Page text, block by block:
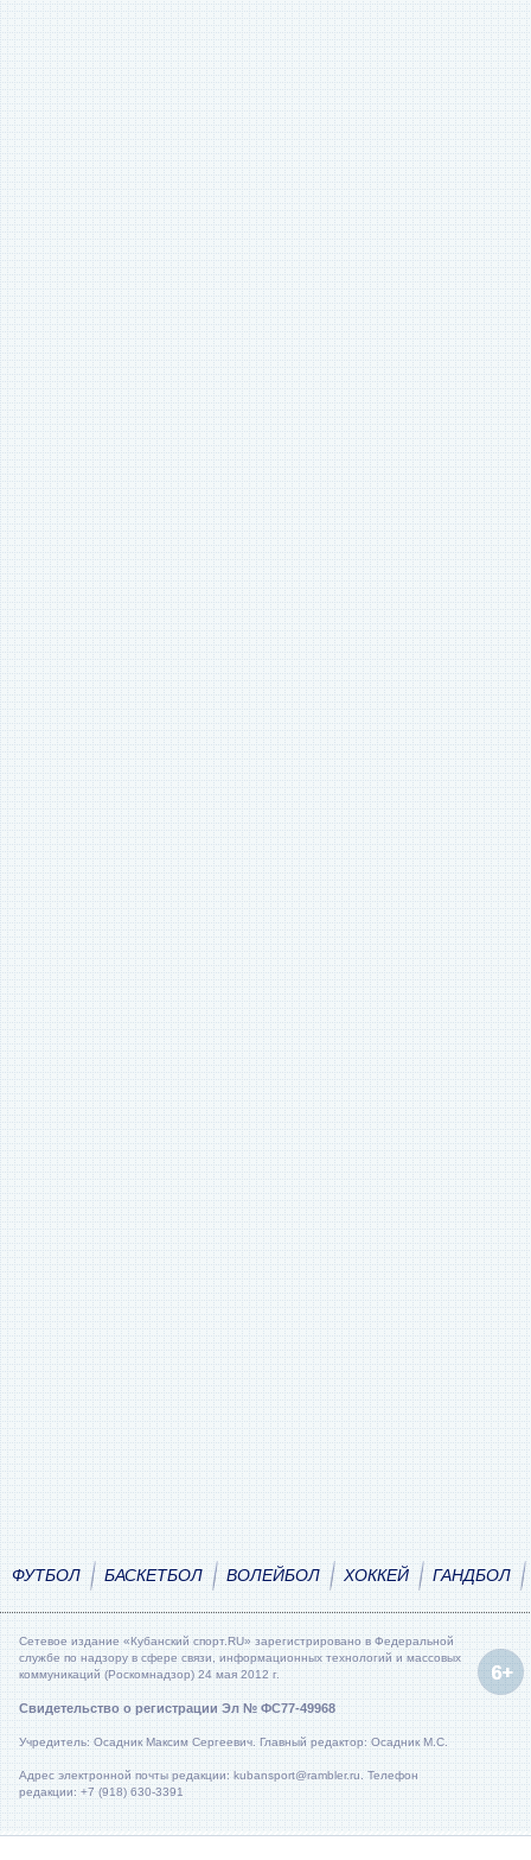
ФУТБОЛ БАСКЕТБОЛ ВОЛЕЙБОЛ ХОККЕЙ ГАНДБОЛ
Сетевое издание «Кубанский спорт.RU» зарегистрировано в Федеральной
службе по надзору в сфере связи, информационных технологий и массовых
коммуникаций (Роскомнадзор) 24 мая 2012 г.
Свидетельство о регистрации Эл № ФС77-49968
Учредитель: Осадник Максим Сергеевич. Главный редактор: Осадник М.С.
Адрес электронной почты редакции: kubansport@rambler.ru. Телефон
редакции: +7 (918) 630-3391